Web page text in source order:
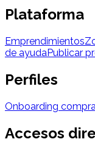
Plataforma
Emprendimientos
de ayudaPublicar
Perfiles
Onboarding
Accesos